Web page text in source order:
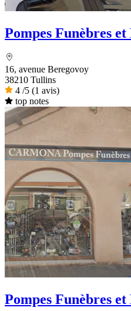
Pompes Funèbres
16, avenue Beregovoy
38210 Tullins
4 /5 (1 avis)
top notes
Pompes Funèbres